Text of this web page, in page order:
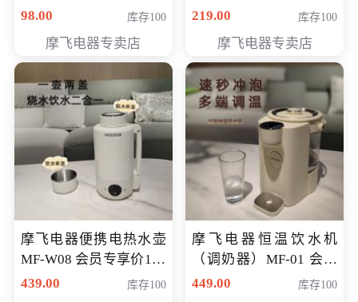
98.00
库存100
摩飞电器专卖店
专享价118元
219.00 库存100
摩飞电器专卖店
摩飞电器便携电热水壶
MF-W08 会员专享价198
元
439.00 库存100
摩飞电器恒温饮水机
（调奶器）MF-01 会员
专享价366元
449.00 库存100